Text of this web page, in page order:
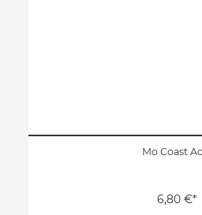
Mo Coast
6,80 €*